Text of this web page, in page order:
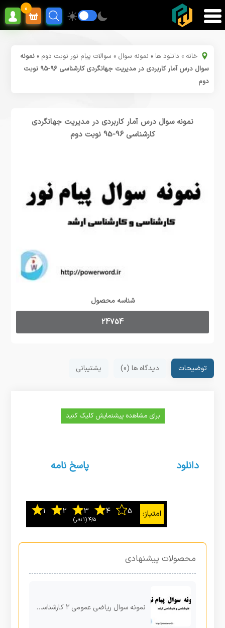
0
خانه » دانلود ها » نمونه سوال » سوالات پیام نور نوبت دوم »نمونه
سوال درس آمار کاربردی در مدیریت جهانگردی کارشناسی ۹۶-۹۵ نوبت
دوم
نمونه سوال درس آمار کاربردی در مدیریت جهانگردی
کارشناسی 96-95 نوبت دوم
شناسه محصول
24754
توضیحات دیدگاه ها (0) پشتیبانی
برای مشاهده پیشنمایش کلیک کنید
دانلود پاسخ نامه
4/5 ‫(1 نظر)
محصولات پیشنهادی
نمونه سوال ریاضی عمومی ۲ کارشناسی نیم سال دوم پیام نور